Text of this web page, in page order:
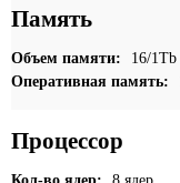
Память
Объем памяти:
16/1Tb
Оперативная память:
Процессор